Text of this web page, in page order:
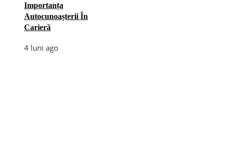
Importanța
Autocunoașterii În
Carieră
4 luni ago